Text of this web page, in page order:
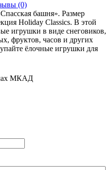
(0)
башня». Размер
Holiday Classics. В этой
игрушки в виде снеговиков,
фруктов, часов и других
ёлочные игрушки для
МКАД